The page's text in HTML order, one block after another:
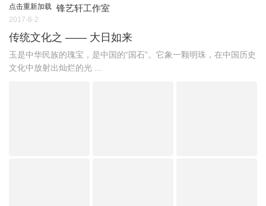
点击重新加载 锋艺轩工作室
2017-8-2
传统文化之 —— 大日如来
玉是中华民族的瑰宝，是中国的“国石”。它象一颗明珠，在中国历史
文化中放射出灿烂的光 ...